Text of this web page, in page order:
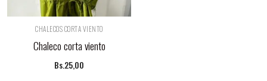
CHALECOS CORTA VIENTO
Chaleco corta viento
Bs.25,00